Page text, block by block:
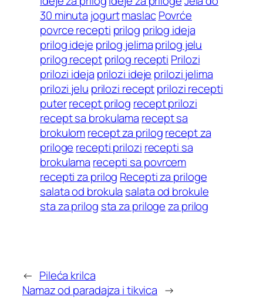
30 minuta jogurtmaslac Povrće
povrce recepti prilog prilog ideja
prilog ideje prilog jelimaprilog jelu
prilog recept prilog recepti Prilozi
prilozi ideja prilozi ideje prilozi jelima
prilozi jelu prilozi receptprilozi recepti
puterrecept prilog recept prilozi
recept sa brokulama recept sa
brokulomrecept za prilogrecept za
priloge recepti prilozi recepti sa
brokulama recepti sa povrcem
recepti za prilog Recepti za priloge
salata od brokula salata od brokule
sta za prilog sta za prilogeza prilog
← Pileća krilca
Namaz od paradajza i tikvica →